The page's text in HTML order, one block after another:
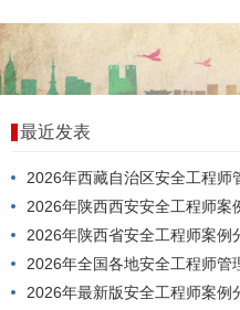
最近发表
2026年西藏自治区安全工程师
2026年陕西西安安全工程师案
2026年陕西省安全工程师案例
2026年全国各地安全工程师管
2026年最新版安全工程师案例